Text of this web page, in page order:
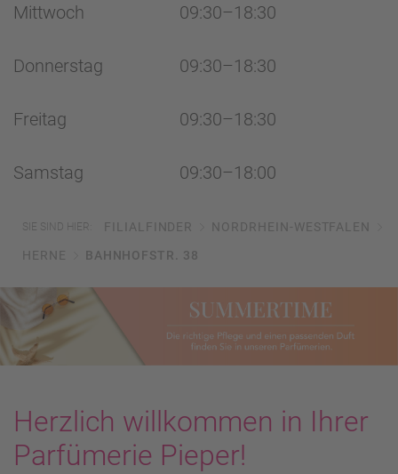
Mittwoch 09:30–18:30
Donnerstag 09:30–18:30
Freitag 09:30–18:30
Samstag 09:30–18:00
SIE SIND HIER: FILIALFINDER
NORDRHEIN-WESTFALEN
HERNE
BAHNHOFSTR. 38
Herzlich willkommen in Ihrer
Parfümerie Pieper!